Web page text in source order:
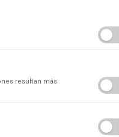
PRÓXIMO
resultan más
de nuestro contenido y las interacciones de